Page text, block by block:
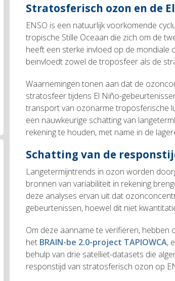
Stratosferisch ozon en de
ENSO is een natuurlijk voorkomende
tropische Stille Oceaan die zich om de
heeft een sterke invloed op de mondiale
beïnvloedt zowel de troposfeer als de
Waarnemingen tonen aan dat de
stratosfeer tijdens El Niño-
transport van ozonarme troposferische
een nauwkeurige schatting van
rekening te houden, met name in de
Schatting van de
Langetermijntrends in ozon worden
bronnen van variabiliteit in rekening
deze analyses ervan uit dat
gebeurtenissen, hoewel dit niet
Om deze aanname te verifiëren, hebben
het BRAIN-be 2.0-project TAPIOWCA,
behulp van drie satelliet-datasets die
responstijd van stratosferisch ozon op